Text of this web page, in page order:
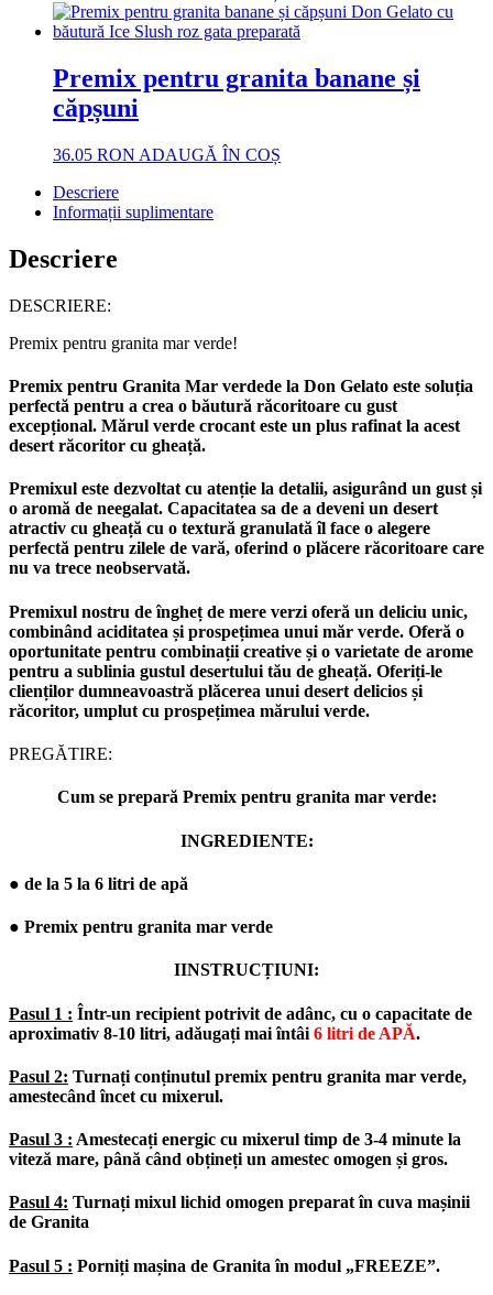
Premix pentru granita banane și
căpșuni
36.05 RON ADAUGĂ ÎN COȘ
Descriere
Informații suplimentare
Descriere
DESCRIERE:
Premix pentru granita mar verde!
Premix pentru Granita Mar verdede la Don Gelato este soluția
perfectă pentru a crea o băutură răcoritoare cu gust
excepțional. Mărul verde crocant este un plus rafinat la acest
desert răcoritor cu gheață.
Premixul este dezvoltat cu atenție la detalii, asigurând un gust și
o aromă de neegalat. Capacitatea sa de a deveni un desert
atractiv cu gheață cu o textură granulată îl face o alegere
perfectă pentru zilele de vară, oferind o plăcere răcoritoare care
nu va trece neobservată.
Premixul nostru de îngheț de mere verzi oferă un deliciu unic,
combinând aciditatea și prospețimea unui măr verde. Oferă o
oportunitate pentru combinații creative și o varietate de arome
pentru a sublinia gustul desertului tău de gheață. Oferiți-le
clienților dumneavoastră plăcerea unui desert delicios și
răcoritor, umplut cu prospețimea mărului verde.
PREGĂTIRE:
Cum se prepară Premix pentru granita mar verde:
INGREDIENTE:
● de la 5 la 6 litri de apă
● Premix pentru granita mar verde
IINSTRUCȚIUNI:
Pasul 1 : Într-un recipient potrivit de adânc, cu o capacitate de
aproximativ 8-10 litri, adăugați mai întâi 6 litri de APĂ.
Pasul 2: Turnați conținutul premix pentru granita mar verde,
amestecând încet cu mixerul.
Pasul 3 : Amestecați energic cu mixerul timp de 3-4 minute la
viteză mare, până când obțineți un amestec omogen și gros.
Pasul 4: Turnați mixul lichid omogen preparat în cuva mașinii
de Granita
Pasul 5 : Porniți mașina de Granita în modul „FREEZE”.